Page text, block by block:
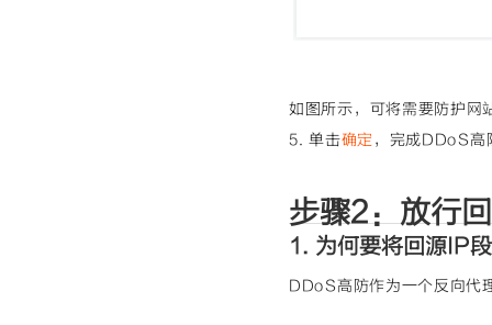
如图所示，可将需要防护网
5. 单击确定 ，完成DDoS高
步骤2：放行
1. 为何要将回源IP
DDoS高防作为一个反向代